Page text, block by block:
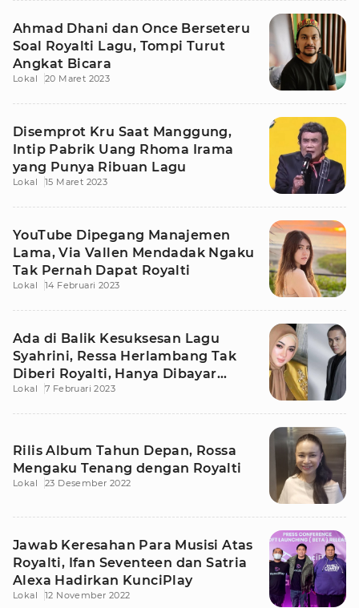
Ahmad Dhani dan Once Berseteru
Soal Royalti Lagu, Tompi Turut
Angkat Bicara
Lokal 20 Maret 2023
Disemprot Kru Saat Manggung,
Intip Pabrik Uang Rhoma Irama
yang Punya Ribuan Lagu
Lokal 15 Maret 2023
YouTube Dipegang Manajemen
Lama, Via Vallen Mendadak Ngaku
Tak Pernah Dapat Royalti
Lokal 14 Februari 2023
Ada di Balik Kesuksesan Lagu
Syahrini, Ressa Herlambang Tak
Diberi Royalti, Hanya Dibayar
Segini
Lokal 7 Februari 2023
Rilis Album Tahun Depan, Rossa
Mengaku Tenang dengan Royalti
Lokal 23 Desember 2022
Jawab Keresahan Para Musisi Atas
Royalti, Ifan Seventeen dan Satria
Alexa Hadirkan KunciPlay
Lokal 12 November 2022